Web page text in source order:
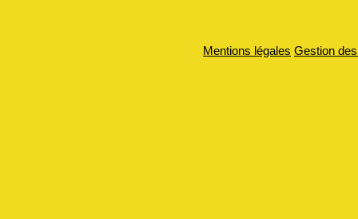
Mentions légales Gestion